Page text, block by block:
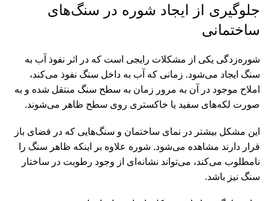
جلوگیری از ایجاد شوره در سنگ‌های
ساختمانی
شوره‌زدگی یکی از مشکلات رایجی است که در اثر نفوذ آب به
سنگ ایجاد می‌شود. زمانی که آب به داخل سنگ نفوذ می‌کند،
املاح موجود در آن به مرور زمان به سطح سنگ منتقل شده و به
صورت لکه‌های سفید یا خاکستری روی سطح ظاهر می‌شوند.
این مشکل بیشتر در نمای ساختمان و سنگ‌هایی که در فضای باز
قرار دارند مشاهده می‌شود. شوره علاوه بر اینکه ظاهر سنگ را
نامطلوب می‌کند، می‌تواند نشانه‌ای از وجود رطوبت در ساختار
سنگ نیز باشد.